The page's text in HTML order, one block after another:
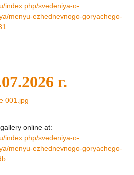
index.php/svedeniya-o-
menyu-ezhednevnogo-goryachego-
г.
online at:
index.php/svedeniya-o-
menyu-ezhednevnogo-goryachego-